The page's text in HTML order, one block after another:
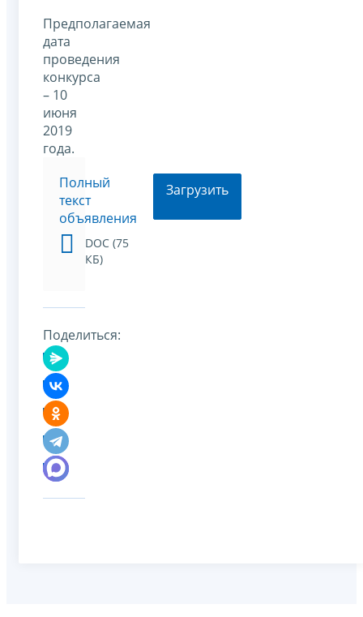
Предполагаемая
дата
проведения
конкурса
– 10
июня
2019
года.
Полный
текст
объявления
DOC (75
КБ)
Загрузить
Поделиться: